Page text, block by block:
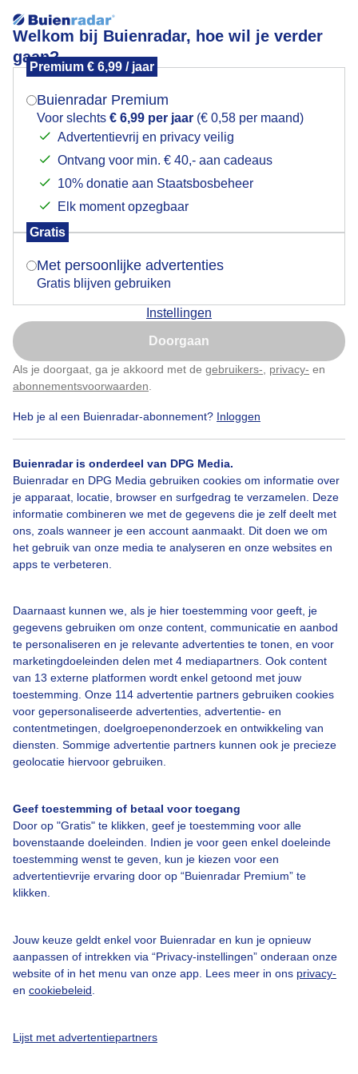
Welkom bij Buienradar, hoe wil je verder
gaan?
Premium € 6,99 / jaar
Buienradar Premium
Voor slechts € 6,99 per jaar (€ 0,58 per maand)
Advertentievrij en privacy veilig
Ontvang voor min. € 40,- aan cadeaus
10% donatie aan Staatsbosbeheer
Elk moment opzegbaar
Gratis
Met persoonlijke advertenties
Gratis blijven gebruiken
Instellingen
Doorgaan
Als je doorgaat, ga je akkoord met de gebruikers- privacy- en
abonnementsvoorwaarden
Heb je al een Buienradar-abonnement? Inloggen
Buienradar is onderdeel van DPG Media.
Buienradar en DPG Media gebruiken cookies om informatie over
je apparaat, locatie, browser en surfgedrag te verzamelen. Deze
informatie combineren we met de gegevens die je zelf deelt met
ons, zoals wanneer je een account aanmaakt. Dit doen we om
het gebruik van onze media te analyseren en onze websites en
apps te verbeteren.
Daarnaast kunnen we, als je hier toestemming voor geeft, je
gegevens gebruiken om onze content, communicatie en aanbod
te personaliseren en je relevante advertenties te tonen, en voor
marketingdoeleinden delen met 4 mediapartners. Ook content
van 13 externe platformen wordt enkel getoond met jouw
toestemming. Onze 114 advertentie partners gebruiken cookies
voor gepersonaliseerde advertenties, advertentie- en
contentmetingen, doelgroepenonderzoek en ontwikkeling van
diensten. Sommige advertentie partners kunnen ook je precieze
geolocatie hiervoor gebruiken.
Geef toestemming of betaal voor toegang
Door op "Gratis" te klikken, geef je toestemming voor alle
bovenstaande doeleinden. Indien je voor geen enkel doeleinde
toestemming wenst te geven, kun je kiezen voor een
advertentievrije ervaring door op “Buienradar Premium” te
klikken.
Jouw keuze geldt enkel voor Buienradar en kun je opnieuw
aanpassen of intrekken via “Privacy-instellingen” onderaan onze
website of in het menu van onze app. Lees meer in ons privacy-
en cookiebeleid
Lijst met advertentiepartners
Vriendelijke bewolking en frisse wind
Door: Astrid Wiessner Hoog Gemaakt: 21-01-2026, 34x bekeken
Een moment geduld aub...
Over Buienradar
Bedrijfsgegevens
Veelgestelde vragen
Contact
Gebruikersvoorwaarden
Adverteren
Buienradar Team
Privacy beleid
Privacy instellingen
Gratis weerdata
Buienradar
Mogen we je locatie gebruiken voor het
Indien je hier nog geen akkoord op hebt gegeven,
verschijnt er zo een pop-up uit je browser waarin
Is goed, toon de popup
Nu niet, misschien later
Klik hierom dit aan te passen